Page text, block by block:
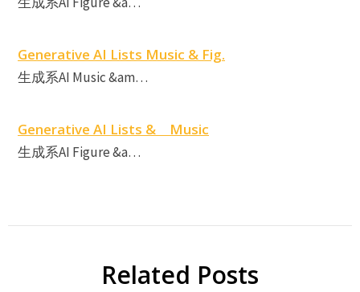
Generative AI Lists Music & Fig.
生成系AI Music &am…
Generative AI Lists & Music
生成系AI Figure &a…
Related Posts